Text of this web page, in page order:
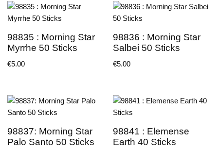
98835 : Morning Star
Myrrhe 50 Sticks
€5.00
98836 : Morning Star
Salbei 50 Sticks
€5.00
98837: Morning Star
Palo Santo 50 Sticks
98841 : Elemense
Earth 40 Sticks